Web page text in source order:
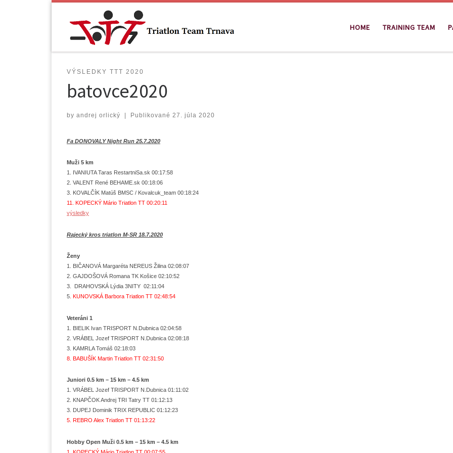
HOME TRAINING TEAM
VÝSLEDKY TTT 2020
batovce2020
by andrej orlický Publikované 27. júla 2020
Fa DONOVALY Night Run 25.7.2020
Muži 5 km
1. IVANIUTA Taras RestartniSa.sk 00:17:58
2. VALENT René BEHAME.sk 00:18:06
3. KOVALČÍK Matúš BMSC / Kovalcuk_team 00:18:24
11. KOPECKÝ Mário Triatlon TT 00:20:11
výsledky
Rajecký kros triatlon M-SR 18.7.2020
Ženy
1. BIČANOVÁ Margaréta NEREUS Žilina 02:08:07
2. GAJDOŠOVÁ Romana TK Košice 02:10:52
3. DRAHOVSKÁ Lýdia 3NITY 02:11:04
5. KUNOVSKÁ Barbora Triatlon TT 02:48:54
Veteráni 1
1. BIELIK Ivan TRISPORT N.Dubnica 02:04:58
2. VRÁBEL Jozef TRISPORT N.Dubnica 02:08:18
3. KAMRLA Tomáš 02:18:03
8. BABUŠÍK Martin Triatlon TT 02:31:50
Juniori 0.5 km – 15 km – 4.5 km
1. VRÁBEL Jozef TRISPORT N.Dubnica 01:11:02
2. KNAPČOK Andrej TRI Tatry TT 01:12:13
3. DUPEJ Dominik TRIX REPUBLIC 01:12:23
5. REBRO Alex Triatlon TT 01:13:22
Hobby Open Muži 0.5 km – 15 km – 4.5 km